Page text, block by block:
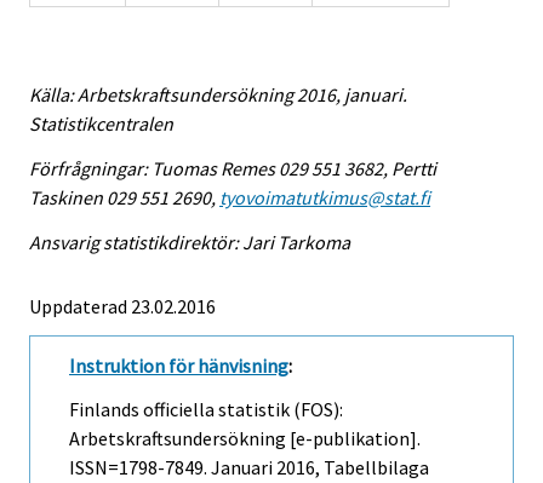
Källa: Arbetskraftsundersökning 2016, januari.
Statistikcentralen
Förfrågningar: Tuomas Remes 029 551 3682, Pertti
Taskinen 029 551 2690, tyovoimatutkimus@stat.fi
Ansvarig statistikdirektör: Jari Tarkoma
Uppdaterad 23.02.2016
Instruktion för hänvisning:
Finlands officiella statistik (FOS):
Arbetskraftsundersökning [e-publikation].
ISSN=1798-7849. Januari 2016, Tabellbilaga